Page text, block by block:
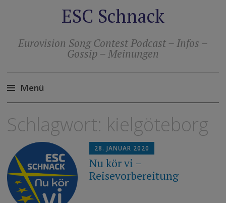
ESC Schnack
Eurovision Song Contest Podcast – Infos –
Gossip – Meinungen
Menü
Inhalt
Schlagwort: kielgöteborg
28. JANUAR 2020
Nu kör vi –
Reisevorbereitung